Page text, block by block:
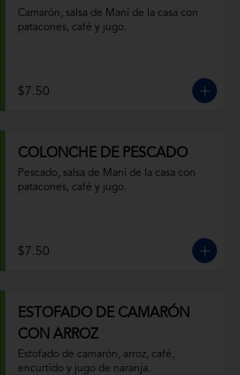
Camarón, salsa de Maní de la casa con
patacones, café y jugo.
$7.50
COLONCHE DE PESCADO
Pescado, salsa de Maní de la casa con
patacones, café y jugo.
$7.50
ESTOFADO DE CAMARÓN
CON ARROZ
Estofado de camarón, arroz, café,
encurtido y jugo de naranja.